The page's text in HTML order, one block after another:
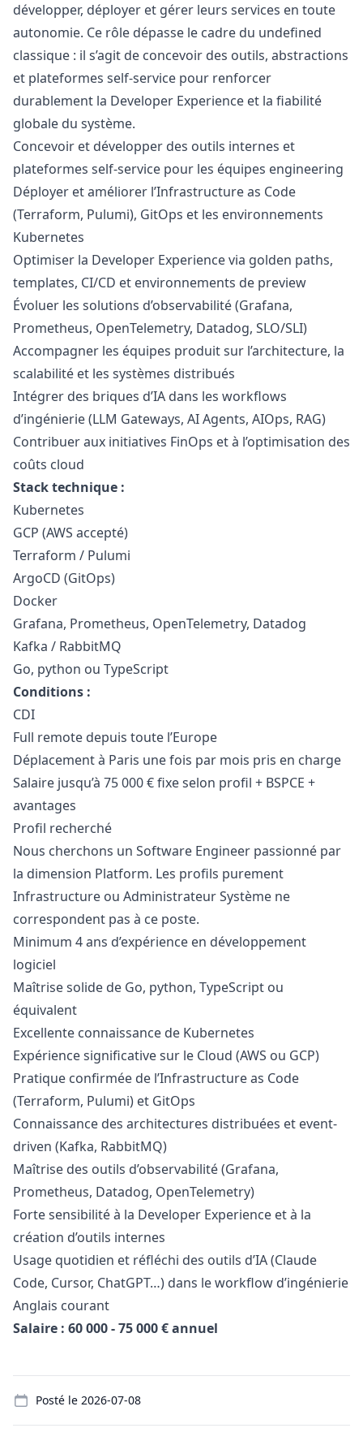
développer, déployer et gérer leurs services en toute
autonomie. Ce rôle dépasse le cadre du undefined
classique : il s’agit de concevoir des outils, abstractions
et plateformes self-service pour renforcer
durablement la Developer Experience et la fiabilité
globale du système.
Concevoir et développer des outils internes et
plateformes self-service pour les équipes engineering
Déployer et améliorer l’Infrastructure as Code
(Terraform, Pulumi), GitOps et les environnements
Kubernetes
Optimiser la Developer Experience via golden paths,
templates, CI/CD et environnements de preview
Évoluer les solutions d’observabilité (Grafana,
Prometheus, OpenTelemetry, Datadog, SLO/SLI)
Accompagner les équipes produit sur l’architecture, la
scalabilité et les systèmes distribués
Intégrer des briques d’IA dans les workflows
d’ingénierie (LLM Gateways, AI Agents, AIOps, RAG)
Contribuer aux initiatives FinOps et à l’optimisation des
coûts cloud
Stack technique :
Kubernetes
GCP (AWS accepté)
Terraform / Pulumi
ArgoCD (GitOps)
Docker
Grafana, Prometheus, OpenTelemetry, Datadog
Kafka / RabbitMQ
Go, python ou TypeScript
Conditions :
CDI
Full remote depuis toute l’Europe
Déplacement à Paris une fois par mois pris en charge
Salaire jusqu’à 75 000 € fixe selon profil + BSPCE +
avantages
Profil recherché
Nous cherchons un Software Engineer passionné par
la dimension Platform. Les profils purement
Infrastructure ou Administrateur Système ne
correspondent pas à ce poste.
Minimum 4 ans d’expérience en développement
logiciel
Maîtrise solide de Go, python, TypeScript ou
équivalent
Excellente connaissance de Kubernetes
Expérience significative sur le Cloud (AWS ou GCP)
Pratique confirmée de l’Infrastructure as Code
(Terraform, Pulumi) et GitOps
Connaissance des architectures distribuées et event-
driven (Kafka, RabbitMQ)
Maîtrise des outils d’observabilité (Grafana,
Prometheus, Datadog, OpenTelemetry)
Forte sensibilité à la Developer Experience et à la
création d’outils internes
Usage quotidien et réfléchi des outils d’IA (Claude
Code, Cursor, ChatGPT…) dans le workflow d’ingénierie
Anglais courant
Salaire : 60 000 - 75 000 € annuel
Posté le 2026-07-08